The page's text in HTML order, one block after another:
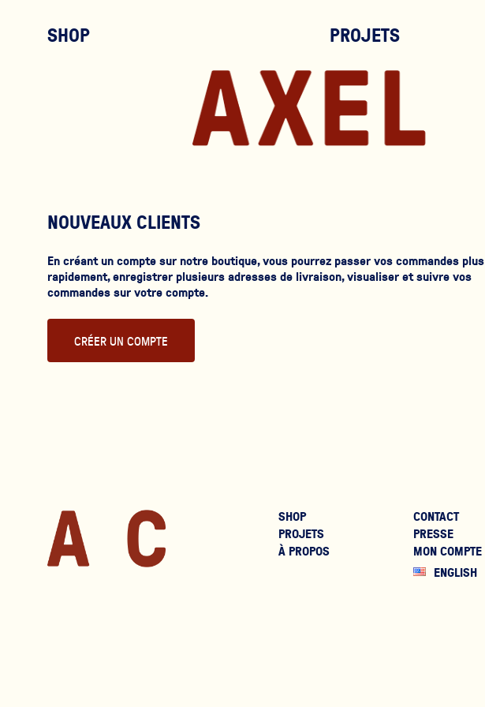
SHOP PROJETS
NOUVEAUX CLIENTS
En créant un compte sur notre boutique, vous pourrez passer vos commandes plus
rapidement, enregistrer plusieurs adresses de livraison, visualiser et suivre vos
commandes sur votre compte.
CRÉER UN COMPTE
SHOP
PROJETS
À PROPOS
CONTACT
PRESSE
MON COMPTE
ENGLISH